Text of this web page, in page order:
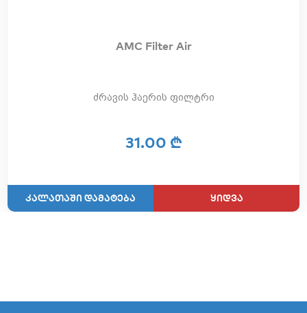
AMC Filter Air
ძრავის ჰაერის ფილტრი
31.00 ₾
ყიდვა